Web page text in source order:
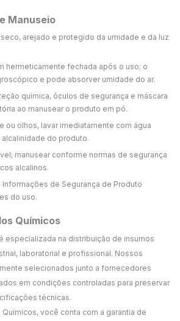
Manuseio
arejado e protegido da umidade e da luz
hermeticamente fechada após o uso; o
e pode absorver umidade do ar.
química, óculos de segurança e máscara
ao manusear o produto em pó.
ou olhos, lavar imediatamente com água
do produto.
manusear conforme normas de segurança
alcalinos.
Informações de Segurança de Produto
do uso.
Químicos
é especializada na distribuição de insumos
laboratorial e profissional. Nossos
selecionados junto a fornecedores
em condições controladas para preservar
técnicas.
Químicos, você conta com a garantia de